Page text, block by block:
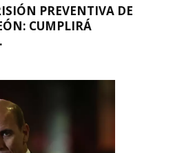
PREVENTIVA DE
CUMPLIRÁ